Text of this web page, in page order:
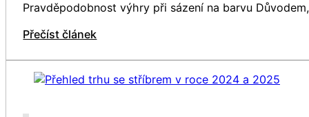
Pravděpodobnost výhry při sázení na barvu
Přečíst článek